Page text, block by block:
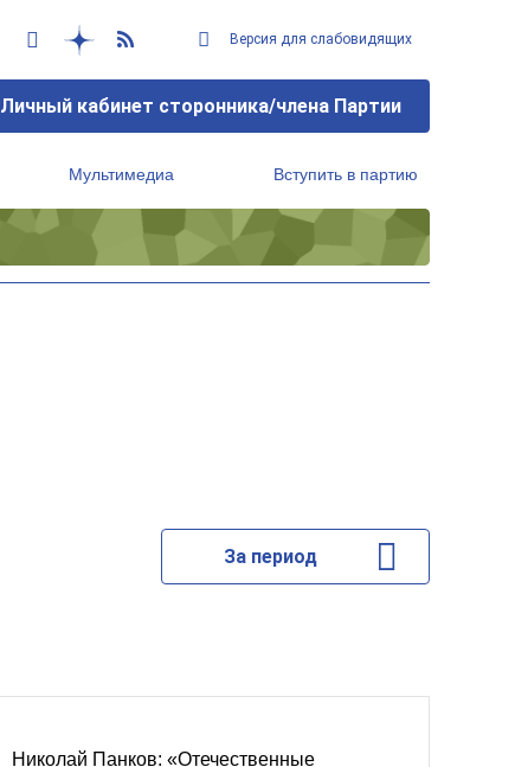
Версия для слабовидящих
Личный кабинет сторонника/члена Партии
Мультимедиа Вступить в партию
За период
Николай Панков: «Отечественные